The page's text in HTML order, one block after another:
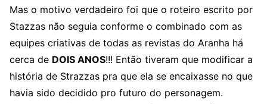
Mas o motivo verdadeiro foi que o roteiro escrito por
Stazzas não seguia conforme o combinado com as
equipes criativas de todas as revistas do Aranha há
cerca de DOIS ANOS!!! Então tiveram que modificar a
história de Strazzas pra que ela se encaixasse no que
havia sido decidido pro futuro do personagem.